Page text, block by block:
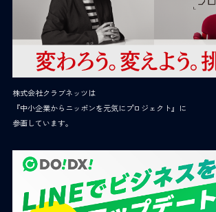
株式会社クラブネッツは
『中小企業からニッポンを元気にプロジェクト』に
参画しています。